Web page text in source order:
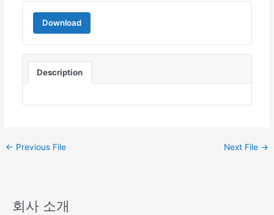
Download
Description
← Previous File Next File →
회사 소개